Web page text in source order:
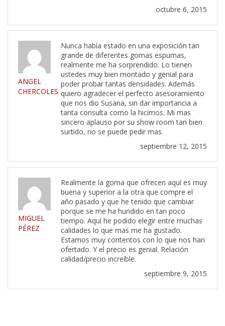
octubre 6, 2015
ANGEL
CHERCOLES
Nunca había estado en una exposición tan
grande de diferentes gomas espumas,
realmente me ha sorprendido. Lo tienen
ustedes muy bien montado y genial para
poder probar tantas densidades. Además
quiero agradecer el perfecto asesoramiento
que nos dio Susana, sin dar importancia a
tanta consulta como la hicimos. Mi mas
sincero aplauso por su show room tan bien
surtido, no se puede pedir mas.
septiembre 12, 2015
MIGUEL
PÉREZ
Realmente la goma que ofrecen aquí es muy
buena y superior a la otra que compre el
año pasado y que he tenido que cambiar
porque se me ha hundido en tan poco
tiempo. Aquí he podido elegir entre muchas
calidades lo que mas me ha gustado.
Estamos muy contentos con lo que nos han
ofertado. Y el precio es genial. Relación
calidad/precio increíble.
septiembre 9, 2015